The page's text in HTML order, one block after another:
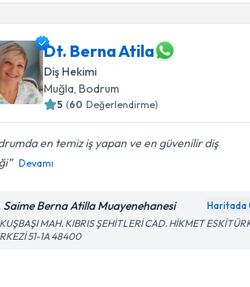
Dt. Berna Atila
Diş Hekimi
Muğla, Bodrum
5 (60 Değerlendirme)
en temiz iş yapan ve en güvenilir diş
Devamı
Saime Berna Atilla Muayenehanesi Haritada
MAH. KIBRIS ŞEHİTLERİ CAD. HİKMET
51-1A 48400